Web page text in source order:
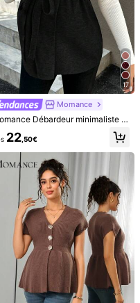
latérale
maternité,
4,68(63)
44(XL)
17
Momance
Momance Débardeur minimaliste de couleur unie avec nœud devant, pour femmes enceintes. Tenue décontractée pour usage quotidien.
22,50€